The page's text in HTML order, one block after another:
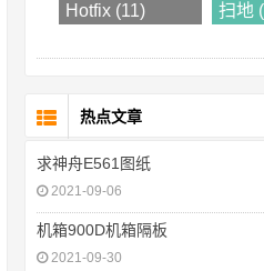
Hotfix (11)
扫地
热点文章
求神舟E561图纸
2021-09-06
机箱900D机箱隔板
2021-09-30